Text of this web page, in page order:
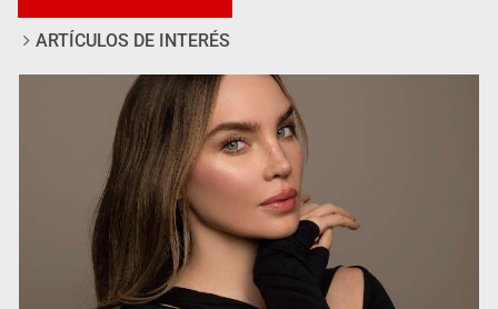
Ciclosporiasis no representa un riesgo epidemiológico
ARTÍCULOS DE INTERÉS